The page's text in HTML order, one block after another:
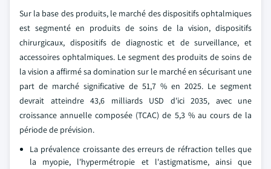
Sur la base des produits, le marché des dispositifs ophtalmiques
est segmenté en produits de soins de la vision, dispositifs
chirurgicaux, dispositifs de diagnostic et de surveillance, et
accessoires ophtalmiques. Le segment des produits de soins de
la vision a affirmé sa domination sur le marché en sécurisant une
part de marché significative de 51,7 % en 2025. Le segment
devrait atteindre 43,6 milliards USD d'ici 2035, avec une
croissance annuelle composée (TCAC) de 5,3 % au cours de la
période de prévision.
La prévalence croissante des erreurs de réfraction telles que
la myopie, l'hypermétropie et l'astigmatisme, ainsi que